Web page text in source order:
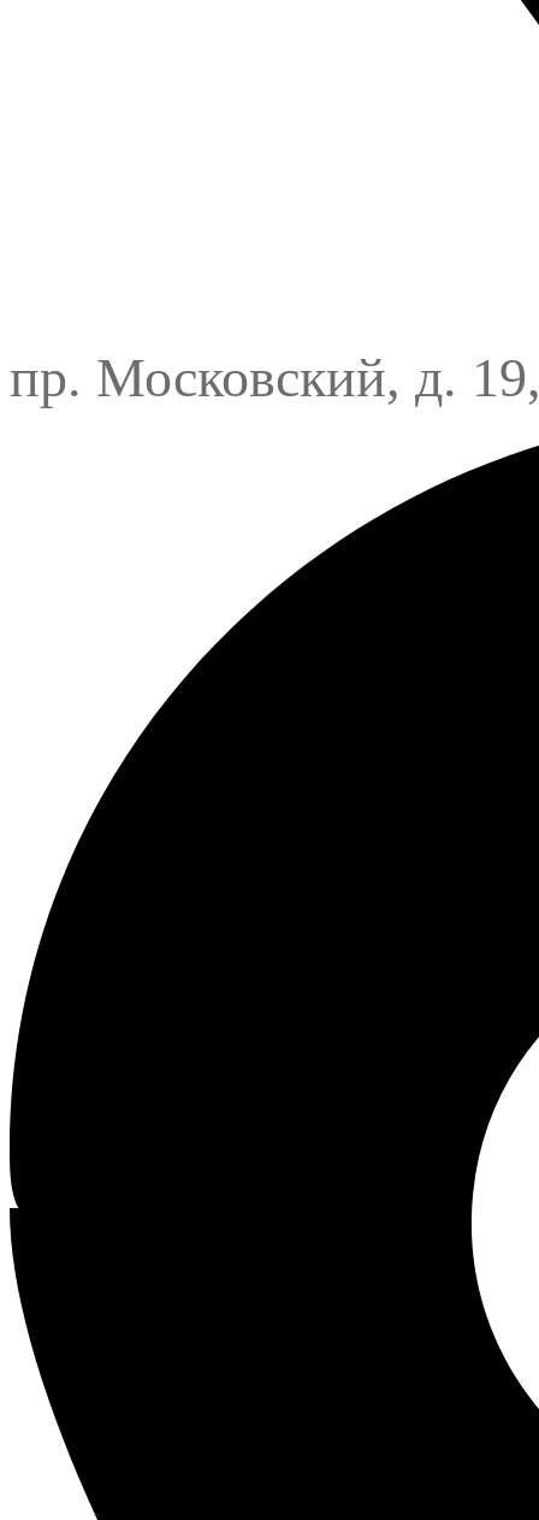
пр. Московский, д.